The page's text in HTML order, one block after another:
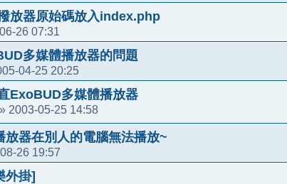
放器原始碼放入index.php
26 07:31
多媒體播放器的問題
04-25 20:25
ExoBUD多媒體播放器
» 2003-05-25 14:58
器在別人的電腦無法播放~
26 19:57
外掛]